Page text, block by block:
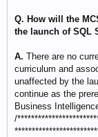
Q. How will the
the launch of SQL
A. There are no
curriculum and
unaffected by the
continue as the
Business
/